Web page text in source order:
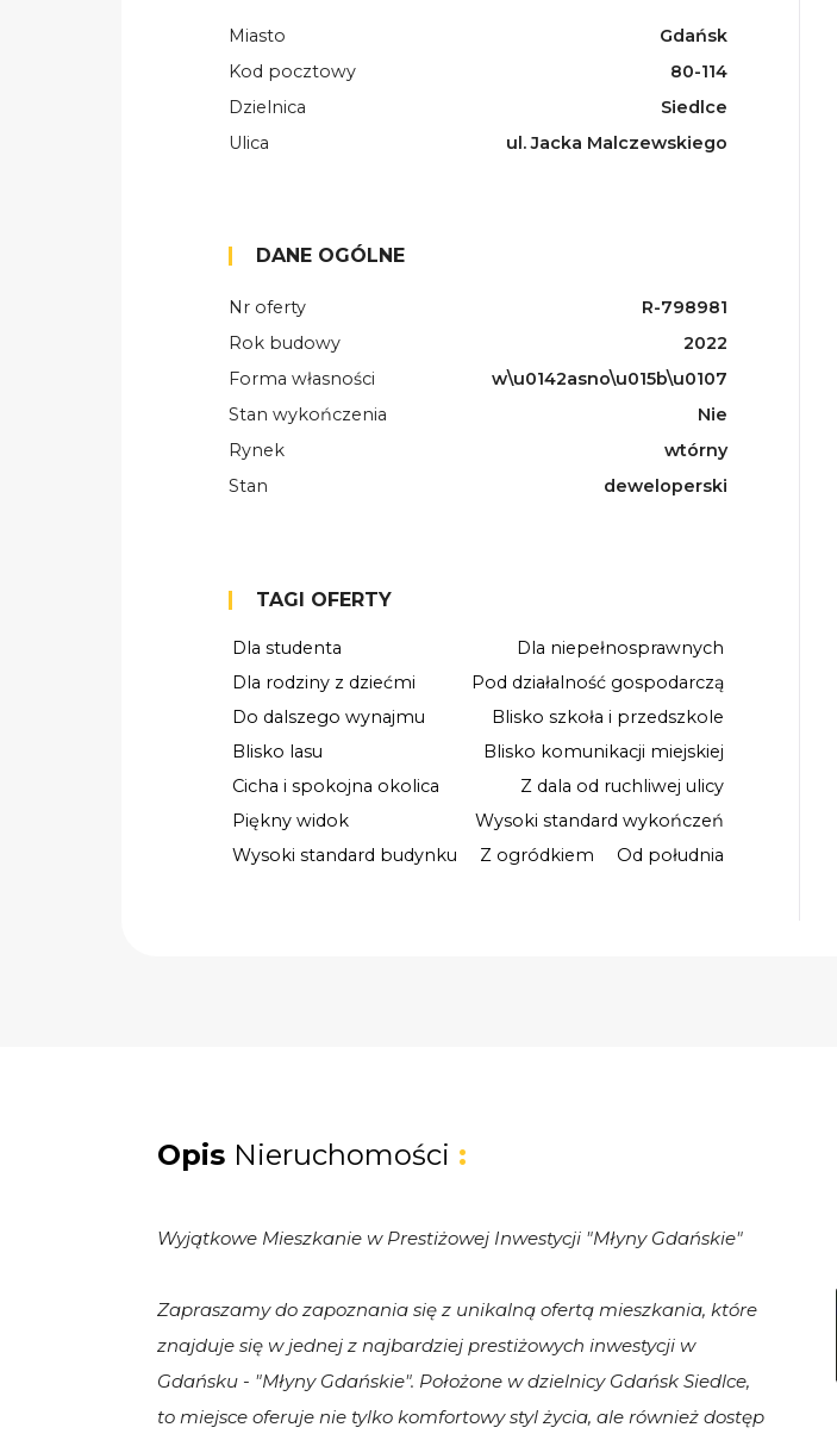
Miasto
Gdańsk
Kod pocztowy
80-114
Dzielnica
Siedlce
Ulica
ul. Jacka Malczewskiego
DANE OGÓLNE
Nr oferty
R-798981
Rok budowy
2022
Forma własności
w\u0142asno\u015b\u0107
Stan wykończenia
Nie
Rynek
wtórny
Stan
deweloperski
TAGI OFERTY
Dla studenta
Dla niepełnosprawnych
Dla rodziny z dziećmi
Pod działalność gospodarczą
Do dalszego wynajmu
Blisko szkoła i przedszkole
Blisko lasu
Blisko komunikacji miejskiej
Cicha i spokojna okolica
Z dala od ruchliwej ulicy
Piękny widok
Wysoki standard wykończeń
Wysoki standard budynku
Z ogródkiem Od południa
Opis Nieruchomości :
Wyjątkowe Mieszkanie w Prestiżowej Inwestycji "Młyny Gdańskie"
Zapraszamy do zapoznania się z unikalną ofertą mieszkania, które
znajduje się w jednej z najbardziej prestiżowych inwestycji w
Gdańsku - "Młyny Gdańskie". Położone w dzielnicy Gdańsk Siedlce,
to miejsce oferuje nie tylko komfortowy styl życia, ale również dostęp